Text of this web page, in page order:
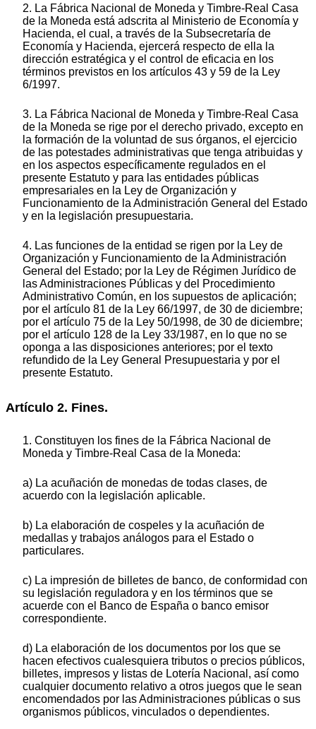
2. La Fábrica Nacional de Moneda y Timbre-Real Casa
de la Moneda está adscrita al Ministerio de Economía y
Hacienda, el cual, a través de la Subsecretaría de
Economía y Hacienda, ejercerá respecto de ella la
dirección estratégica y el control de eficacia en los
términos previstos en los artículos 43 y 59 de la Ley
6/1997.
3. La Fábrica Nacional de Moneda y Timbre-Real Casa
de la Moneda se rige por el derecho privado, excepto en
la formación de la voluntad de sus órganos, el ejercicio
de las potestades administrativas que tenga atribuidas y
en los aspectos específicamente regulados en el
presente Estatuto y para las entidades públicas
empresariales en la Ley de Organización y
Funcionamiento de la Administración General del Estado
y en la legislación presupuestaria.
4. Las funciones de la entidad se rigen por la Ley de
Organización y Funcionamiento de la Administración
General del Estado; por la Ley de Régimen Jurídico de
las Administraciones Públicas y del Procedimiento
Administrativo Común, en los supuestos de aplicación;
por el artículo 81 de la Ley 66/1997, de 30 de diciembre;
por el artículo 75 de la Ley 50/1998, de 30 de diciembre;
por el artículo 128 de la Ley 33/1987, en lo que no se
oponga a las disposiciones anteriores; por el texto
refundido de la Ley General Presupuestaria y por el
presente Estatuto.
Artículo 2. Fines.
1. Constituyen los fines de la Fábrica Nacional de
Moneda y Timbre-Real Casa de la Moneda:
a) La acuñación de monedas de todas clases, de
acuerdo con la legislación aplicable.
b) La elaboración de cospeles y la acuñación de
medallas y trabajos análogos para el Estado o
particulares.
c) La impresión de billetes de banco, de conformidad con
su legislación reguladora y en los términos que se
acuerde con el Banco de España o banco emisor
correspondiente.
d) La elaboración de los documentos por los que se
hacen efectivos cualesquiera tributos o precios públicos,
billetes, impresos y listas de Lotería Nacional, así como
cualquier documento relativo a otros juegos que le sean
encomendados por las Administraciones públicas o sus
organismos públicos, vinculados o dependientes.